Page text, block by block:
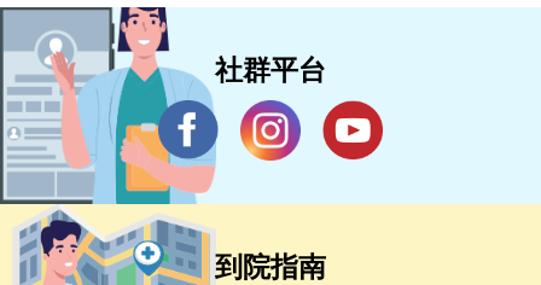
社群平台
到院指南